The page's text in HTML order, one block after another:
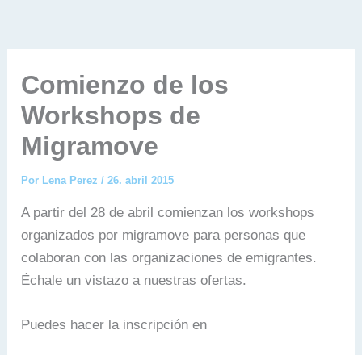
Comienzo de los
Workshops de
Migramove
Por Lena Perez/26. abril 2015
A partir del 28 de abril comienzan los workshops
organizados por migramove para personas que
colaboran con las organizaciones de emigrantes.
Échale un vistazo a nuestras ofertas.
Puedes hacer la inscripción en